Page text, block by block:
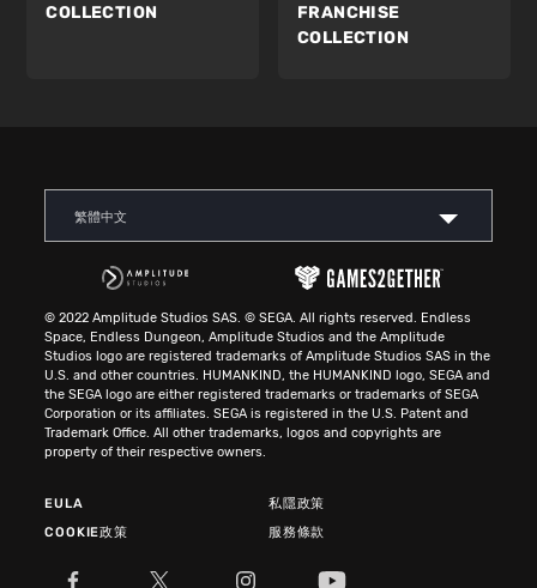
COLLECTION
FRANCHISE
COLLECTION
繁體中文
© 2022 Amplitude Studios SAS. © SEGA. All rights reserved. Endless
Space, Endless Dungeon, Amplitude Studios and the Amplitude
Studios logo are registered trademarks of Amplitude Studios SAS in the
U.S. and other countries. HUMANKIND, the HUMANKIND logo, SEGA and
the SEGA logo are either registered trademarks or trademarks of SEGA
Corporation or its affiliates. SEGA is registered in the U.S. Patent and
Trademark Office. All other trademarks, logos and copyrights are
property of their respective owners.
EULA
私隱政策
COOKIE政策
服務條款